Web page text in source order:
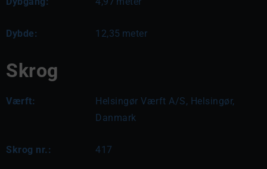
Dybde: 12,35 meter
Skrog
Værft:
Helsingør Værft A/S, Helsingør,
Danmark
Skrog nr.: 417